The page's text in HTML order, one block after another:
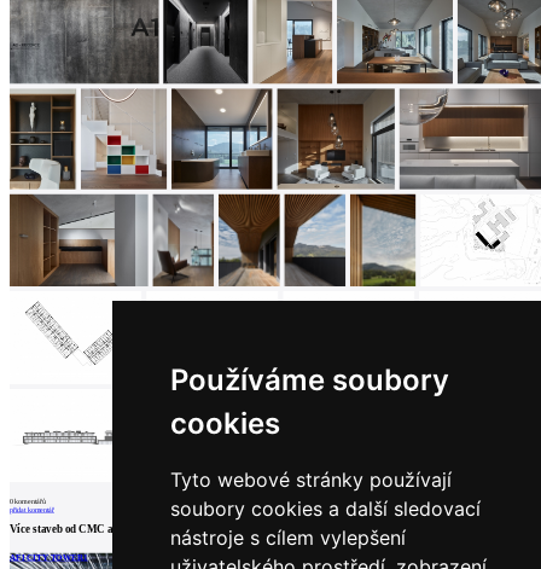
Používáme soubory
cookies
Tyto webové stránky používají
soubory cookies a další sledovací
nástroje s cílem vylepšení
0komentářů
přidat komentář
Více staveb odCMC architects, a.s.
AFI CITY TOWER1 Vilnius Railway Station Complex, Central Nové sídlo finanční skupiny J&T